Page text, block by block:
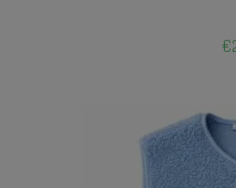
€